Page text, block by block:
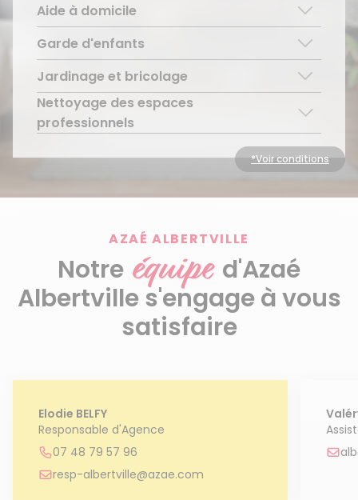
Ménage régulier
Ménage ponctuel
Repassage à domicile
Découvrir le service
Aide à domicile
Aide aux personnes âgées
Téléassistance pour personnes âgées
Accompagnement du handicap
Découvrir le service
Garde d'enfants
Garde d’enfants de plus de 3 ans
Découvrir le service
Jardinage et bricolage
Entretien régulier
Entretien ponctuel
Nettoyage des espaces
professionnels
*Voir conditions
AZAÉ ALBERTVILLE
Notre équipe d'Azaé
Albertville s'engage à vous
satisfaire
Elodie BELFY
Responsable d'Agence
07 48 79 57 96
resp-albertville@azae.com